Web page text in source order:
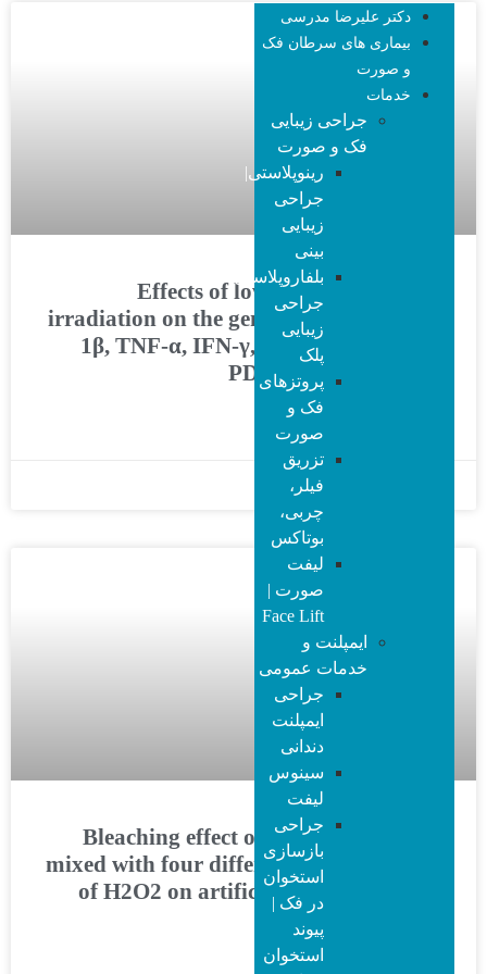
دکتر علیرضا مدرسی
بیماری های سرطان فک
و صورت
خدمات
جراحی زیبایی
فک و صورت
رینوپلاستی|
جراحی
زیبایی
بینی
بلفاروپلاستی|
جراحی
زیبایی
پلک
پروتزهای
فک و
صورت
تزریق
فیلر،
چربی،
بوتاکس
لیفت
صورت |
Face Lift
ایمپلنت و
خدمات عمومی
جراحی
ایمپلنت
دندانی
سینوس
لیفت
جراحی
بازسازی
استخوان
در فک |
پیوند
استخوان
گالری
Effects of low-level He–Ne laser
irradiation on the gene expression of IL-
1β, TNF-α, IFN-γ, TGF-β, bFGF, and
PDGF in rat’s gingiva
بدون دیدگاه
Bleaching effect of sodium perborate
mixed with four different concentrations
of H2O2 on artificial stained pulpless